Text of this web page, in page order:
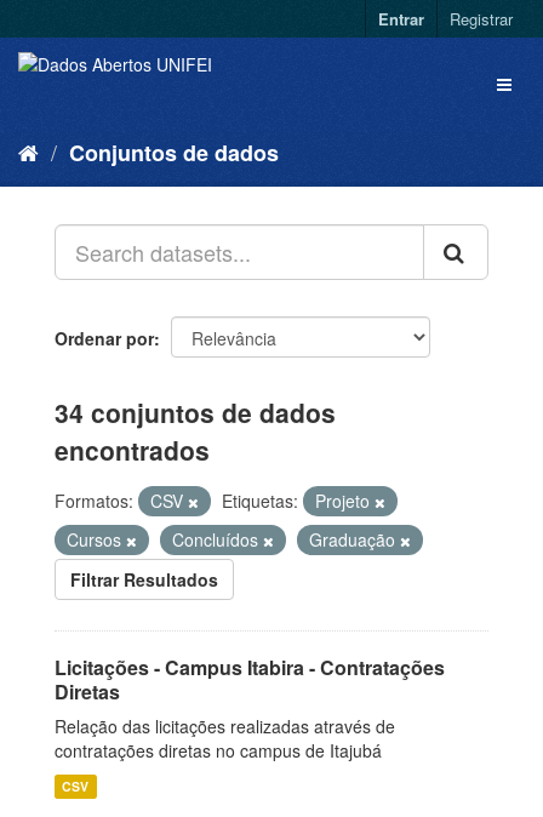
Entrar Registrar
Conjuntos de dados
Ordenar por
34 conjuntos de dados
encontrados
Formatos: CSV Etiquetas:
Projeto
Cursos
Concluídos
Graduação
Filtrar Resultados
Licitações - Campus Itabira - Contratações
Diretas
Relação das licitações realizadas através de
contratações diretas no campus de Itajubá
CSV